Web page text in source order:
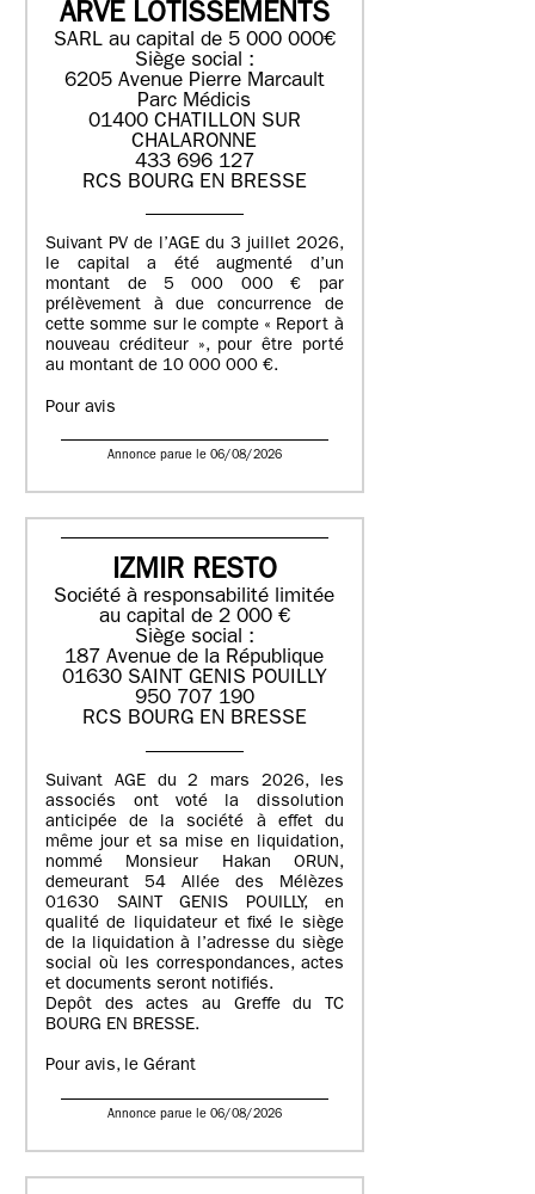
ARVE LOTISSEMENTS
SARL au capital de 5 000 000€
Siège social :
6205 Avenue Pierre Marcault
Parc Médicis
01400 CHATILLON SUR
CHALARONNE
433 696 127
RCS BOURG EN BRESSE
Suivant PV de l’AGE du 3 juillet 2026,
le capital a été augmenté d’un
montant de 5 000 000 € par
prélèvement à due concurrence de
cette somme sur le compte « Report à
nouveau créditeur », pour être porté
au montant de 10 000 000 €.
Pour avis
Annonce parue le 06/08/2026
IZMIR RESTO
Société à responsabilité limitée
au capital de 2 000 €
Siège social :
187 Avenue de la République
01630 SAINT GENIS POUILLY
950 707 190
RCS BOURG EN BRESSE
Suivant AGE du 2 mars 2026, les
associés ont voté la dissolution
anticipée de la société à effet du
même jour et sa mise en liquidation,
nommé Monsieur Hakan ORUN,
demeurant 54 Allée des Mélèzes
01630 SAINT GENIS POUILLY, en
qualité de liquidateur et fixé le siège
de la liquidation à l’adresse du siège
social où les correspondances, actes
et documents seront notifiés.
Depôt des actes au Greffe du TC
BOURG EN BRESSE.
Pour avis, le Gérant
Annonce parue le 06/08/2026